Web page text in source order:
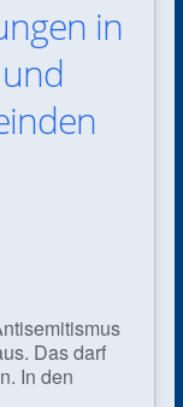
in
Das darf
In den